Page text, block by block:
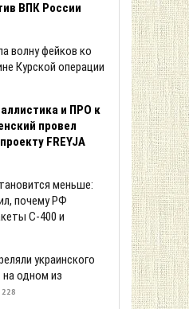
ВПК России
волну фейков ко
Курской операции
и ПРО к
провел
FREYJA
меньше:
почему РФ
С-400 и
украинского
на одном из
228